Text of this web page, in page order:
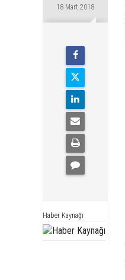
18 Mart 2018
Haber Kaynağı